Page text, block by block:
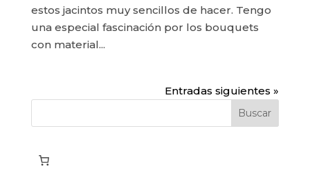
estos jacintos muy sencillos de hacer. Tengo
una especial fascinación por los bouquets
con material...
Entradas siguientes »